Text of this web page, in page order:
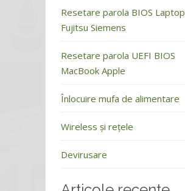
Resetare parola BIOS Laptop
Fujitsu Siemens
Resetare parola UEFI BIOS
MacBook Apple
Înlocuire mufa de alimentare
Wireless și rețele
Devirusare